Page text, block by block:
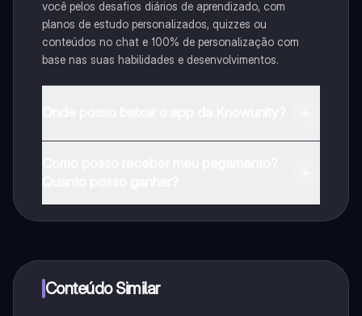
você pelos desafios diários de aprendizado, com
planos de estudo personalizados, quizzes ou
conteúdos no chat e 100% de personalização com
base nas suas habilidades e desenvolvimentos.
Conteúdo Similar